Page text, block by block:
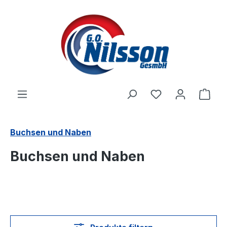
Zum Hauptinhalt springen
Buchsen und Naben
Buchsen und Naben